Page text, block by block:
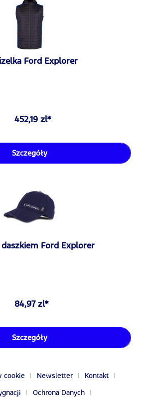
Ford Explorer
452,19 zl*
Szczegóły
daszkiem Ford Explorer
84,97 zl*
Szczegóły
cookie Newsletter
Kontakt
Ochrona Danych